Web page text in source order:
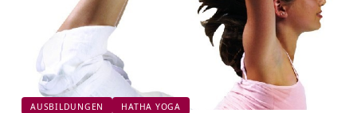
AUSBILDUNGEN HATHA YOGA